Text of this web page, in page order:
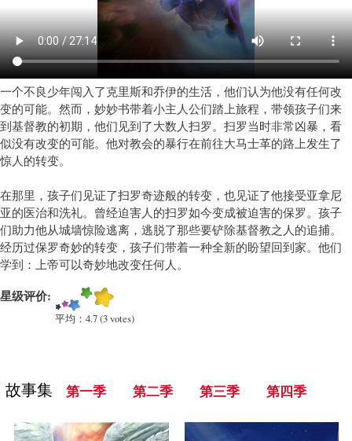
教
育
类
卡
通)
一个不良少年闯入了克里斯和乔伊的生活，他们认为他没有任何改
变的可能。然而，妙妙书带着小主人公们踏上旅程，带领孩子们来
到基督教的初期，他们见到了大数人扫罗。扫罗当时非常凶暴，看
似没有改变的可能。他对教会的暴行在前往大马士革的路上发生了
惊人的转变。
在那里，孩子们见证了扫罗奇迹般的转变，也见证了他接受亚拿尼
亚的医治和洗礼。曾经迫害人的扫罗如今变成被迫害的保罗。孩子
们助力他从城墙惊险逃离，逃脱了那些要铲除基督教之人的追捕。
经历过保罗奇妙的转变，孩子们带着一种全新的盼望回到家。他们
学到：上帝可以奇妙地改变任何人。
星级评价:
平均： 4.7(3votes)
故事集 第一季 第二季 第三季 第四季